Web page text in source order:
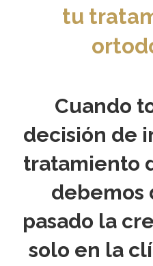
tu
Cuando
decisión de
tratamiento
debemos
pasado la
solo en la